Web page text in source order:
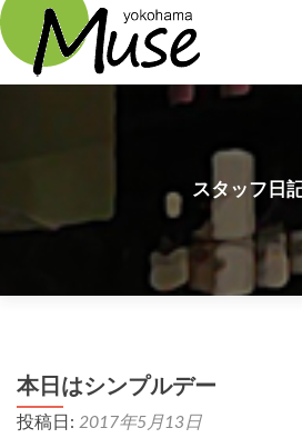
スタッフ日
本日はシンプルデー
投稿日: 2017年5月13日